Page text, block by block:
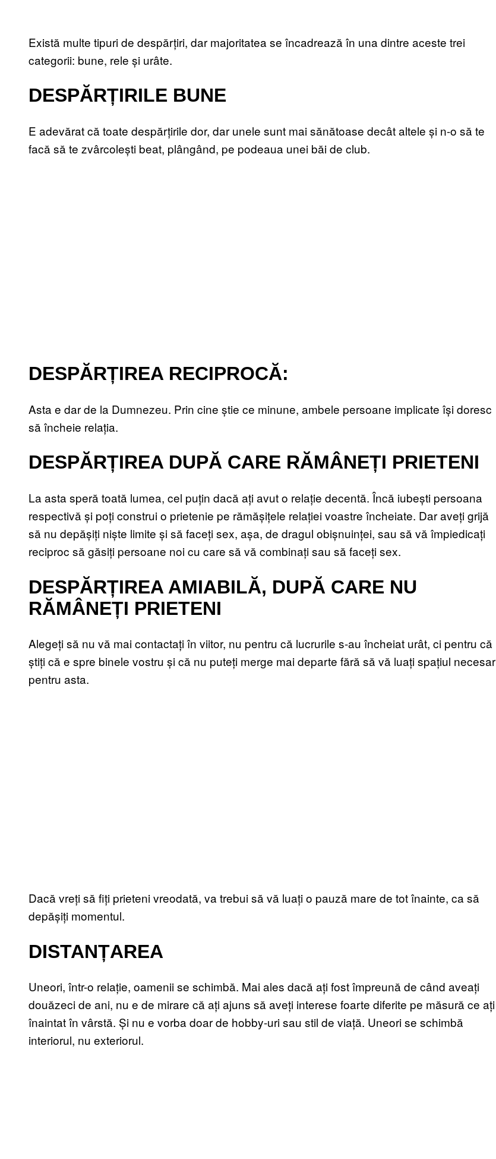
Există multe tipuri de despărțiri, dar majoritatea se încadrează în una dintre aceste trei
categorii: bune, rele și urâte.
DESPĂRȚIRILE BUNE
E adevărat că toate despărțirile dor, dar unele sunt mai sănătoase decât altele și n-o să te
facă să te zvârcolești beat, plângând, pe podeaua unei băi de club.
DESPĂRȚIREA RECIPROCĂ:
Asta e dar de la Dumnezeu. Prin cine știe ce minune, ambele persoane implicate își doresc
să încheie relația.
DESPĂRȚIREA DUPĂ CARE RĂMÂNEȚI PRIETENI
La asta speră toată lumea, cel puțin dacă ați avut o relație decentă. Încă iubești persoana
respectivă și poți construi o prietenie pe rămășițele relației voastre încheiate. Dar aveți grijă
să nu depășiți niște limite și să faceți sex, așa, de dragul obișnuinței, sau să vă împiedicați
reciproc să găsiți persoane noi cu care să vă combinați sau să faceți sex.
DESPĂRȚIREA AMIABILĂ, DUPĂ CARE NU
RĂMÂNEȚI PRIETENI
Alegeți să nu vă mai contactați în viitor, nu pentru că lucrurile s-au încheiat urât, ci pentru că
știți că e spre binele vostru și că nu puteți merge mai departe fără să vă luați spațiul necesar
pentru asta.
Dacă vreți să fiți prieteni vreodată, va trebui să vă luați o pauză mare de tot înainte, ca să
depășiți momentul.
DISTANȚAREA
Uneori, într-o relație, oamenii se schimbă. Mai ales dacă ați fost împreună de când aveați
douăzeci de ani, nu e de mirare că ați ajuns să aveți interese foarte diferite pe măsură ce ați
înaintat în vârstă. Și nu e vorba doar de hobby-uri sau stil de viață. Uneori se schimbă
interiorul, nu exteriorul.